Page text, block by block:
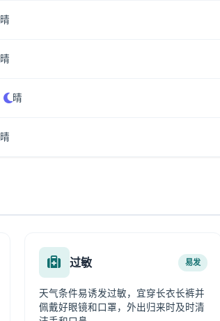
晴
晴
晴
晴
过敏 易发
天气条件易诱发过敏，宜穿长衣长裤并
佩戴好眼镜和口罩，外出归来时及时清